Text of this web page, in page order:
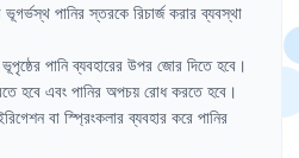
ভূগর্ভস্থ পানির স্তরকে রিচার্জ করার ব্যবস্থা
ভূপৃষ্ঠের পানি ব্যবহারের উপর জোর দিতে হবে ।
হবে এবং পানির অপচয় রোধ করতে হবে ।
বা স্প্রিংকলার ব্যবহার করে পানির